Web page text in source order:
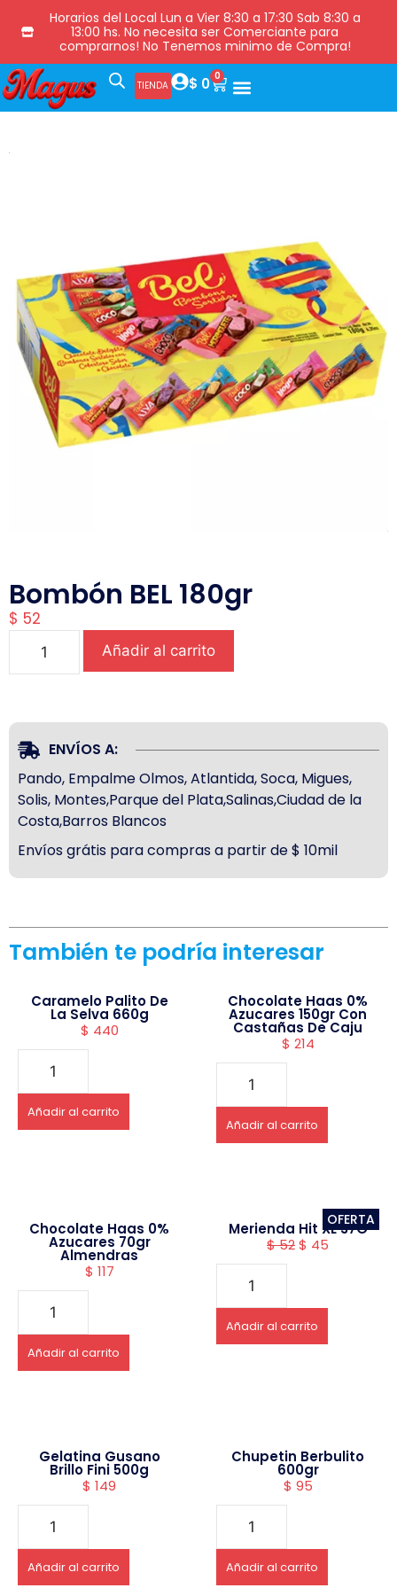
Horarios del Local Lun a Vier 8:30 a 17:30 Sab 8:30 a
13:00 hs. No necesita ser Comerciante para
comprarnos! No Tenemos minimo de Compra!
TIENDA $ 0 0
Bombón BEL 180gr
$ 52
Añadir al carrito
ENVÍOS A:
Pando, Empalme Olmos, Atlantida, Soca, Migues,
Solis, Montes,Parque del Plata,Salinas,Ciudad de la
Costa,Barros Blancos
Envíos grátis para compras a partir de $ 10mil
También te podría interesar
Caramelo Palito De
La Selva 660g
$ 440
Añadir al carrito
Chocolate Haas 0%
Azucares 150gr Con
Castañas De Caju
$ 214
Añadir al carrito
Chocolate Haas 0%
Azucares 70gr
Almendras
$ 117
Añadir al carrito
OFERTA
Merienda Hit XL 37G
$52$ 45
Añadir al carrito
Gelatina Gusano
Brillo Fini 500g
$ 149
Añadir al carrito
Chupetin Berbulito
600gr
$ 95
Añadir al carrito